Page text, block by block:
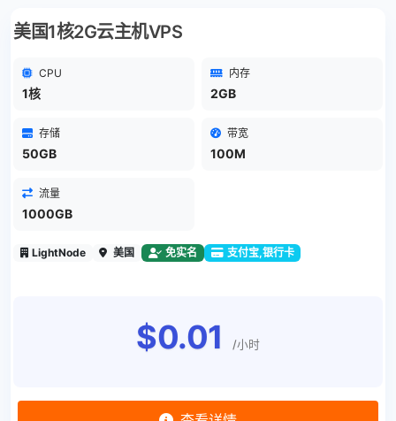
美国1核2G云主机VPS
CPU
1核
内存
2GB
存储
50GB
带宽
100M
流量
1000GB
LightNode 美国 免实名 支付宝,银行卡
$0.01 /小时